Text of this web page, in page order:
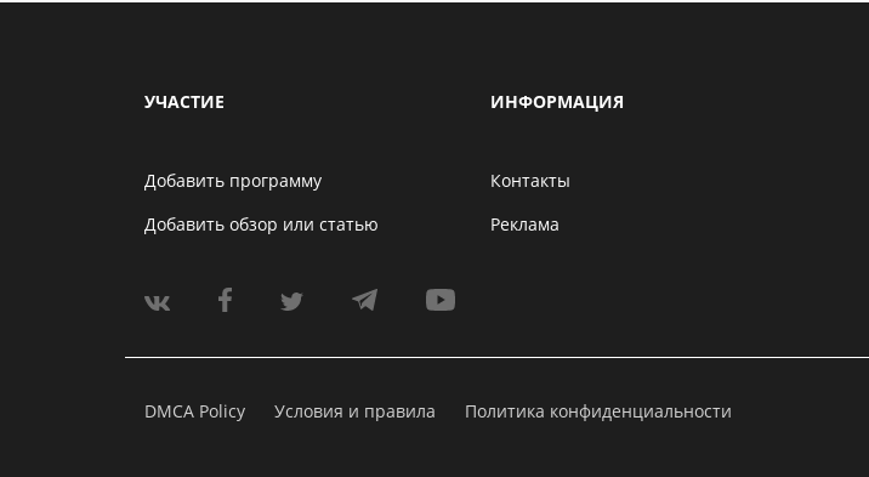
УЧАСТИЕ
Добавить программу
Добавить обзор или статью
ИНФОРМАЦИЯ
Контакты
Реклама
DMCA Policy Условия и правила
Политика конфиденциальности